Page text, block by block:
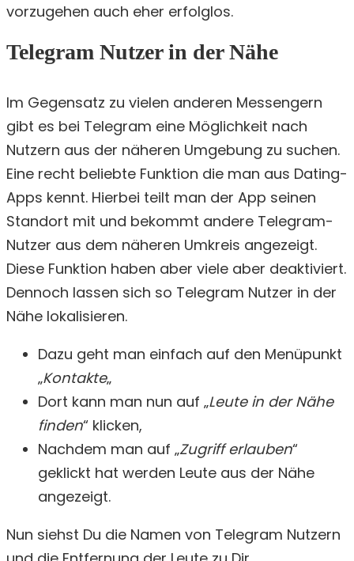
vorzugehen auch eher erfolglos.
Telegram Nutzer in der Nähe
Im Gegensatz zu vielen anderen Messengern
gibt es bei Telegram eine Möglichkeit nach
Nutzern aus der näheren Umgebung zu suchen.
Eine recht beliebte Funktion die man aus Dating-
Apps kennt. Hierbei teilt man der App seinen
Standort mit und bekommt andere Telegram-
Nutzer aus dem näheren Umkreis angezeigt.
Diese Funktion haben aber viele aber deaktiviert.
Dennoch lassen sich so Telegram Nutzer in der
Nähe lokalisieren.
Dazu geht man einfach auf den Menüpunkt
„Kontakte„
Dort kann man nun auf „Leute in der Nähe
finden“ klicken,
Nachdem man auf „Zugriff erlauben“
geklickt hat werden Leute aus der Nähe
angezeigt.
Nun siehst Du die Namen von Telegram Nutzern